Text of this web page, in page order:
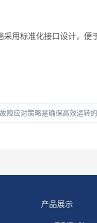
标准化接口设计，便
障应对策略是确保高效运转
产品展示